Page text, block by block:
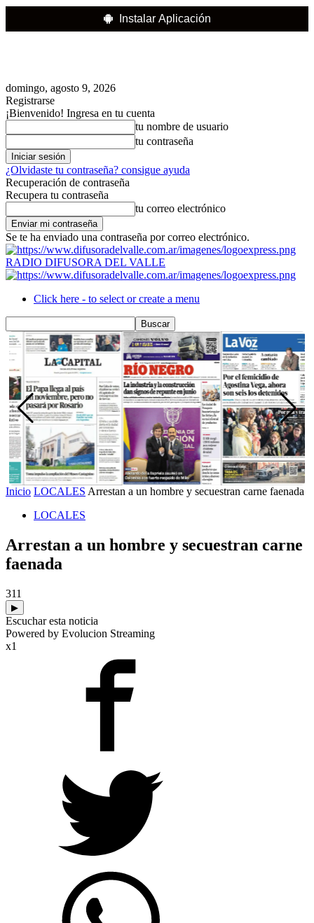
Instalar Aplicación
domingo, agosto 9, 2026
Registrarse
¡Bienvenido! Ingresa en tu cuenta
tu nombre de usuario
tu contraseña
¿Olvidaste tu contraseña? consigue ayuda
Recuperación de contraseña
Recupera tu contraseña
tu correo electrónico
Se te ha enviado una contraseña por correo electrónico.
RADIO DIFUSORA DEL VALLE
Click here - to select or create a menu
Inicio LOCALES Arrestan a un hombre y secuestran carne faenada
LOCALES
Arrestan a un hombre y secuestran carne
faenada
311
▶
Escuchar esta noticia
Powered by Evolucion Streaming
x1